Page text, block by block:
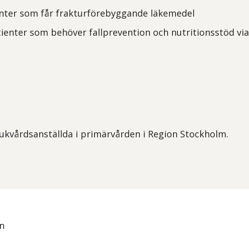
som får frakturförebyggande läkemedel
som behöver fallprevention och nutritionsstöd via
i primärvården i Region Stockholm.